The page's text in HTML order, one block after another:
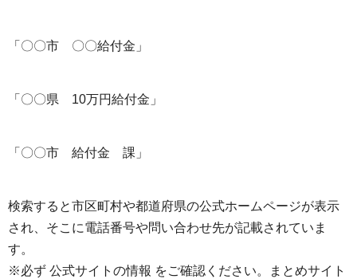
「〇〇市 〇〇給付金」
「〇〇県 10万円給付金」
「〇〇市 給付金 課」
検索すると市区町村や都道府県の公式ホームページが表示
され、そこに電話番号や問い合わせ先が記載されていま
す。
※必ず 公式サイトの情報 をご確認ください。まとめサイト